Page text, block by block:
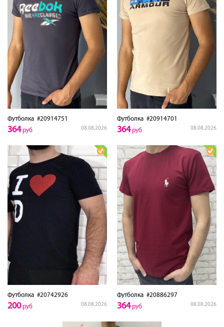
Футболка #20914751
08.08.2026
364руб
Футболка #20914701
08.08.2026
364руб
Футболка #20742926
08.08.2026
200руб
Футболка #20886297
08.08.2026
364руб